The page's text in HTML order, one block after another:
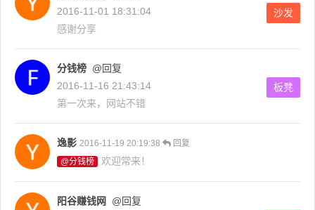
2016-11-01 18:31:04
沙发
感谢分享
分钱榜 @回复
2016-11-16 21:43:14
板凳
第一次来，网站不错
逸影 2016-11-19 20:19:38
回复
@分钱榜
欢迎常来！
阳谷赚钱网
@回复